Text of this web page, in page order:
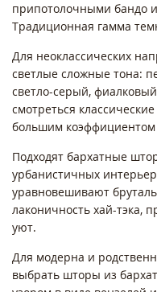
припотолочными бандо
Традиционная гамма
Для неоклассических
светлые сложные тона:
светло-серый,
смотреться
большим
Подходят бархатные
урбанистичных
уравновешивают
лаконичность хай-тэка,
уют.
Для модерна и
выбрать шторы из